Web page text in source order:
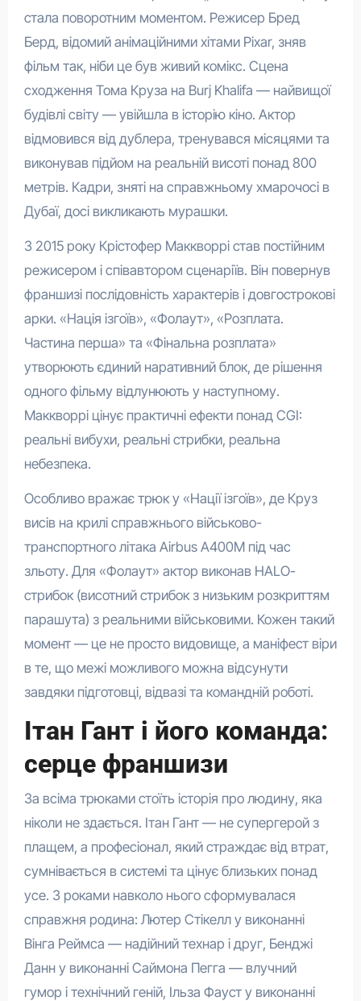
стала поворотним моментом. Режисер Бред
Берд, відомий анімаційними хітами Pixar, зняв
фільм так, ніби це був живий комікс. Сцена
сходження Тома Круза на Burj Khalifa — найвищої
будівлі світу — увійшла в історію кіно. Актор
відмовився від дублера, тренувався місяцями та
виконував підйом на реальній висоті понад 800
метрів. Кадри, зняті на справжньому хмарочосі в
Дубаї, досі викликають мурашки.
З 2015 року Крістофер Маккворрі став постійним
режисером і співавтором сценаріїв. Він повернув
франшизі послідовність характерів і довгострокові
арки. «Нація ізгоїв», «Фолаут», «Розплата.
Частина перша» та «Фінальна розплата»
утворюють єдиний наративний блок, де рішення
одного фільму відлунюють у наступному.
Маккворрі цінує практичні ефекти понад CGI:
реальні вибухи, реальні стрибки, реальна
небезпека.
Особливо вражає трюк у «Нації ізгоїв», де Круз
висів на крилі справжнього військово-
транспортного літака Airbus A400M під час
зльоту. Для «Фолаут» актор виконав HALO-
стрибок (висотний стрибок з низьким розкриттям
парашута) з реальними військовими. Кожен такий
момент — це не просто видовище, а маніфест віри
в те, що межі можливого можна відсунути
завдяки підготовці, відвазі та командній роботі.
Ітан Гант і його команда:
серце франшизи
За всіма трюками стоїть історія про людину, яка
ніколи не здається. Ітан Гант — не супергерой з
плащем, а професіонал, який страждає від втрат,
сумнівається в системі та цінує близьких понад
усе. З роками навколо нього сформувалася
справжня родина: Лютер Стікелл у виконанні
Вінга Реймса — надійний технар і друг, Бенджі
Данн у виконанні Саймона Пегга — влучний
гумор і технічний геній, Ільза Фауст у виконанні